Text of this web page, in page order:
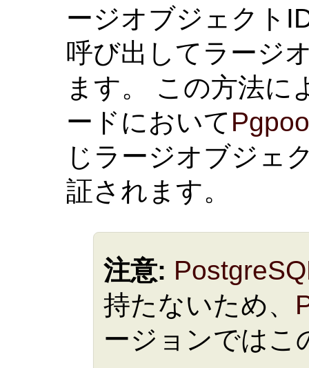
ージオブジェクト
呼び出してラージ
ます。 この方法に
ードにおいて
じラージオブジェ
証されます。
注意:
持たないため、
ージョンではこ